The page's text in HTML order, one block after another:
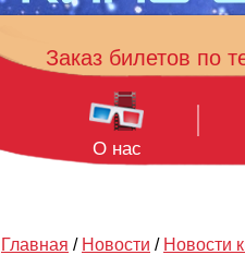
Заказ билетов по
О нас
Главная / Новости / Новости